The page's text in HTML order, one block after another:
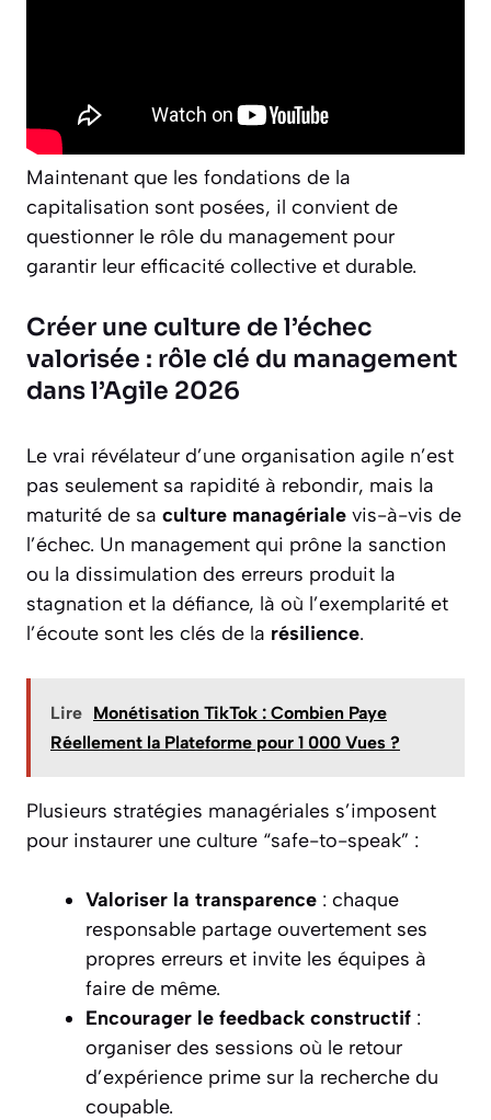
Maintenant que les fondations de la
capitalisation sont posées, il convient de
questionner le rôle du management pour
garantir leur efficacité collective et durable.
Créer une culture de l’échec
valorisée : rôle clé du management
dans l’Agile 2026
Le vrai révélateur d’une organisation agile n’est
pas seulement sa rapidité à rebondir, mais la
maturité de sa culture managériale vis-à-vis de
l’échec. Un management qui prône la sanction
ou la dissimulation des erreurs produit la
stagnation et la défiance, là où l’exemplarité et
l’écoute sont les clés de la résilience.
Lire Monétisation TikTok : Combien Paye
Réellement la Plateforme pour 1 000 Vues ?
Plusieurs stratégies managériales s’imposent
pour instaurer une culture “safe-to-speak” :
Valoriser la transparence : chaque
responsable partage ouvertement ses
propres erreurs et invite les équipes à
faire de même.
Encourager le feedback constructif :
organiser des sessions où le retour
d’expérience prime sur la recherche du
coupable.